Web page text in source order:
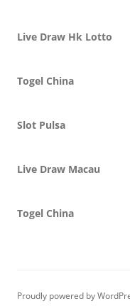
Live Draw Hk Lotto
Togel China
Slot Pulsa
Live Draw Macau
Togel China
Proudly powered by